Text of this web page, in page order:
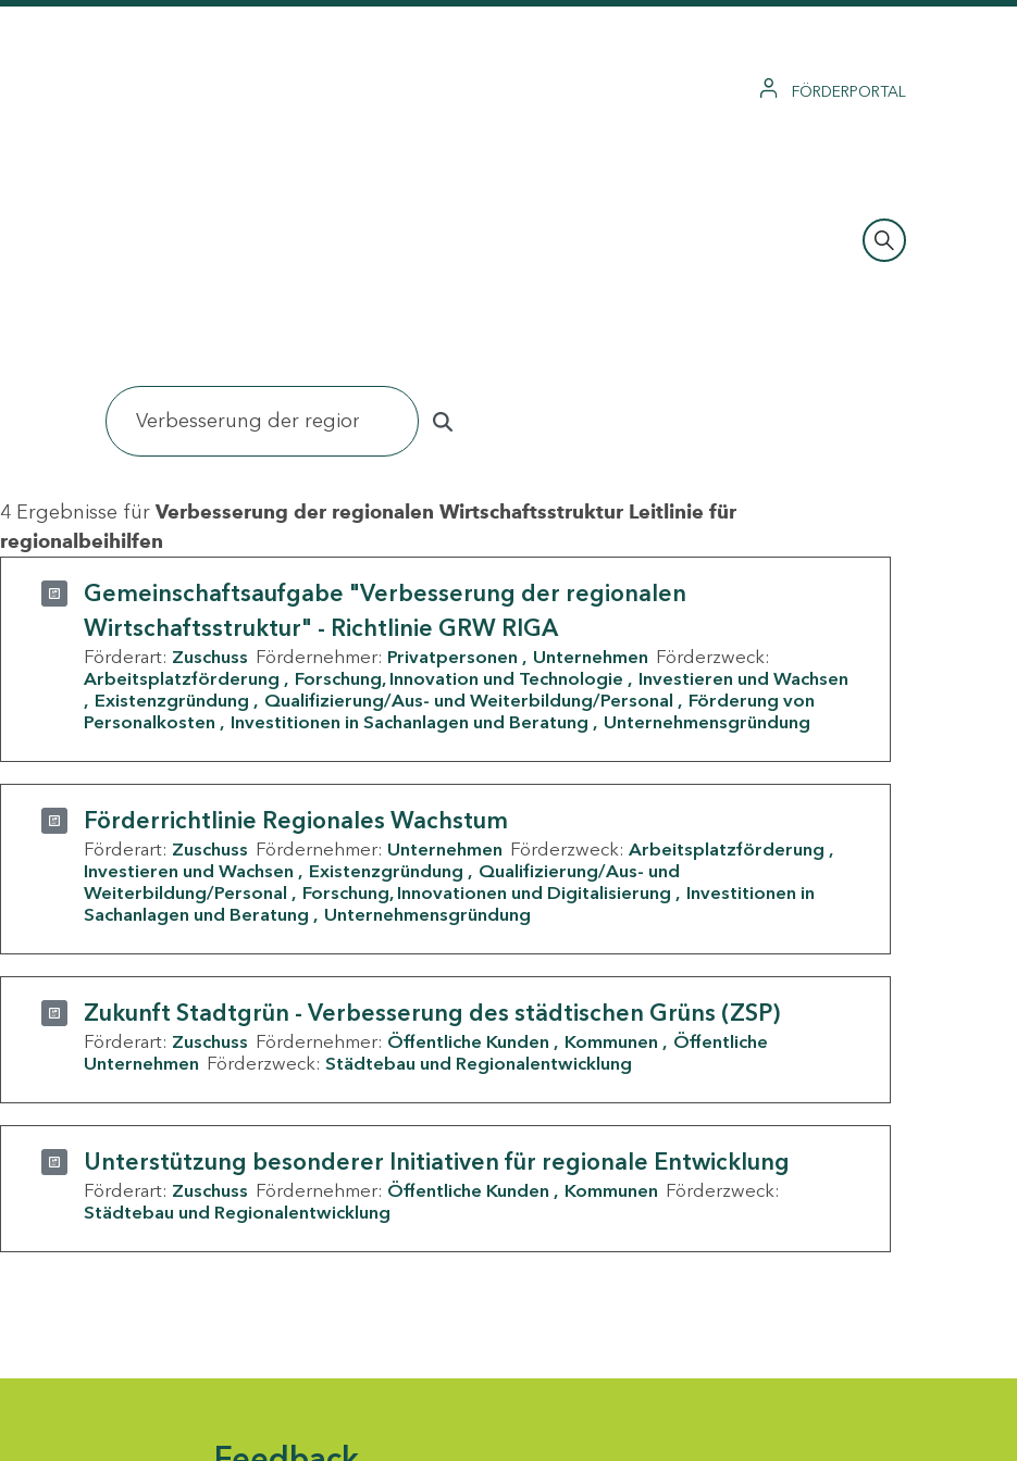
FÖRDERPORTAL
4 Ergebnisse für Verbesserung der regionalen Wirtschaftsstruktur Leitlinie für
regionalbeihilfen
Gemeinschaftsaufgabe "Verbesserung der regionalen
Wirtschaftsstruktur" - Richtlinie GRW RIGA
Förderart: Zuschuss Fördernehmer: Privatpersonen Unternehmen Förderzweck:
Arbeitsplatzförderung
Forschung, Innovation und Technologie
Investieren und Wachsen
Existenzgründung
Qualifizierung/Aus- und Weiterbildung/Personal
Förderung von
Personalkosten
Investitionen in Sachanlagen und Beratung Unternehmensgründung
Förderrichtlinie Regionales Wachstum
Förderart: Zuschuss Fördernehmer: Unternehmen Förderzweck: Arbeitsplatzförderung
Investieren und Wachsen
Existenzgründung
Qualifizierung/Aus- und
Weiterbildung/Personal
Forschung, Innovationen und Digitalisierung
Investitionen in
Sachanlagen und Beratung
Unternehmensgründung
Zukunft Stadtgrün - Verbesserung des städtischen Grüns (ZSP)
Förderart: Zuschuss Fördernehmer: Öffentliche Kunden Kommunen
Öffentliche
Unternehmen Förderzweck: Städtebau und Regionalentwicklung
Unterstützung besonderer Initiativen für regionale Entwicklung
Förderart: Zuschuss Fördernehmer: Öffentliche Kunden Kommunen Förderzweck:
Städtebau und Regionalentwicklung